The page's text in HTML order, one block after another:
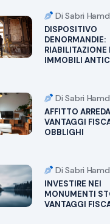
Di Sabri
DISPOSITIVO
DENORMANDIE:
RIABILITAZIONE
IMMOBILI
Di Sabri
AFFITTO
VANTAGGI
OBBLIGHI
Di Sabri
INVESTIRE NEI
MONUMENTI
VANTAGGI